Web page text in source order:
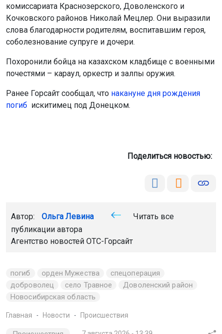
комиссариата Краснозерского, Доволенского и
Кочковского районов Николай Мецлер. Они выразили
слова благодарности родителям, воспитавшим героя,
соболезнование супруге и дочери.
Похоронили бойца на казахском кладбище с военными
почестями – караул, оркестр и залпы оружия.
Ранее Горсайт сообщал, что накануне дня рождения
погиб искитимец под Донецком.
Поделиться новостью:
Автор: Ольга Левина
Читать все
публикации автора
Агентство новостей ОТС-Горсайт
погиб орден Мужества
спецоперация
доброволец
село Травное
Доволенский район
Новосибирская область
Главная Новости Происшествия